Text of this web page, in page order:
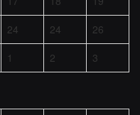
24 24
26
1 2 3